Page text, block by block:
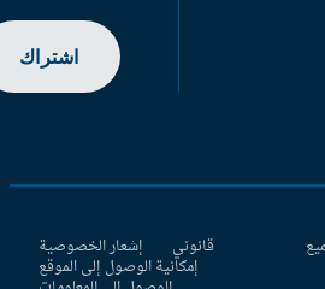
اشتراك
قانوني إشعار الخصوصية
إمكانية الوصول إلى الموقع